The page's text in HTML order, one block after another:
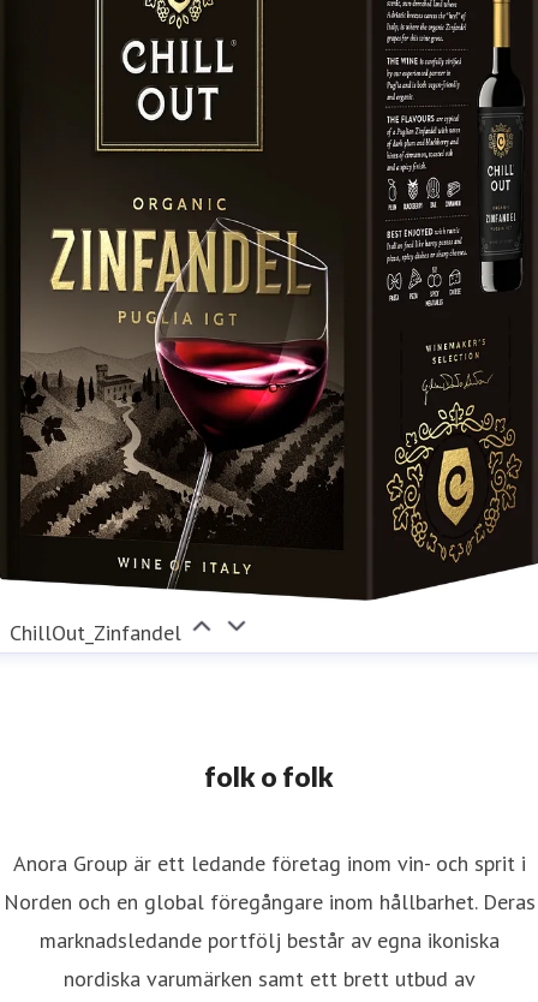
ChillOut_Zinfandel
folk o folk
Anora Group är ett ledande företag inom vin- och sprit i
Norden och en global föregångare inom hållbarhet. Deras
marknadsledande portfölj består av egna ikoniska
nordiska varumärken samt ett brett utbud av